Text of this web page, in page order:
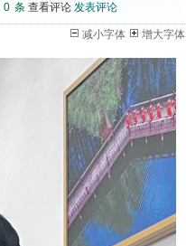
0 条 查看评论 发表评论
减小字体 增大字体